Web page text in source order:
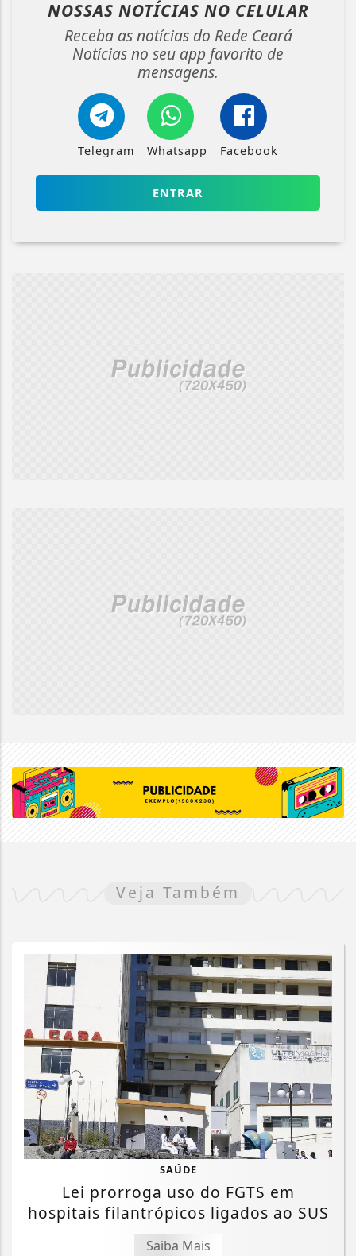
NOSSAS NOTÍCIAS NO CELULAR
Receba as notícias do Rede Ceará
Notícias no seu app favorito de
mensagens.
Telegram Whatsapp Facebook
ENTRAR
Veja Também
SAÚDE
Lei prorroga uso do FGTS em
hospitais filantrópicos ligados ao SUS
Saiba Mais